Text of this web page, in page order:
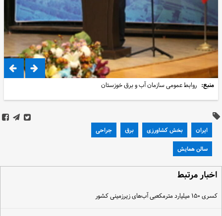
منبع: روابط عمومی سازمان آب و برق خوزستان
ایران بخش کشاورزی برق جراحی
سالن همایش
اخبار مرتبط
کسری ۱۵۰ میلیارد مترمکعبی آب‌های زیرزمینی کشور